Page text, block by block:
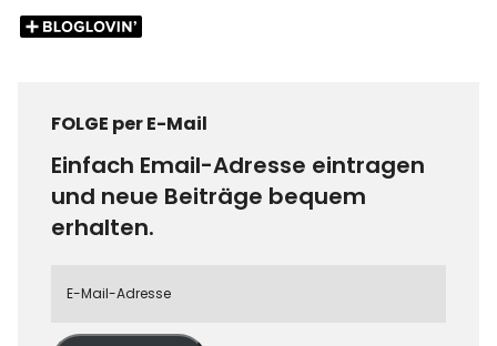
FOLGE per E-Mail
Einfach Email-Adresse eintragen
und neue Beiträge bequem
erhalten.